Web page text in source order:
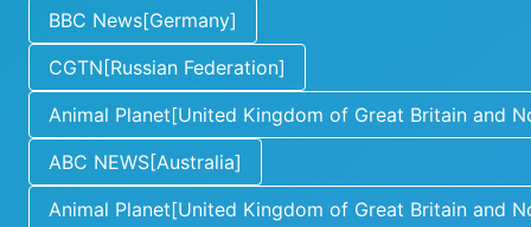
BBC News[Germany]
CGTN[Russian Federation]
Animal Planet[United Kingdom of Great Britain and
ABC NEWS[Australia]
Animal Planet[United Kingdom of Great Britain and